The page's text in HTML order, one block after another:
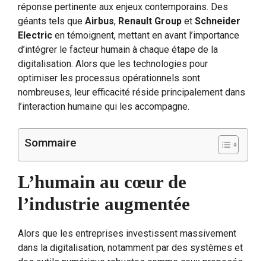
réponse pertinente aux enjeux contemporains. Des
géants tels que Airbus, Renault Group et Schneider
Electric en témoignent, mettant en avant l’importance
d’intégrer le facteur humain à chaque étape de la
digitalisation. Alors que les technologies pour
optimiser les processus opérationnels sont
nombreuses, leur efficacité réside principalement dans
l’interaction humaine qui les accompagne.
Sommaire
L’humain au cœur de
l’industrie augmentée
Alors que les entreprises investissent massivement
dans la digitalisation, notamment par des systèmes et